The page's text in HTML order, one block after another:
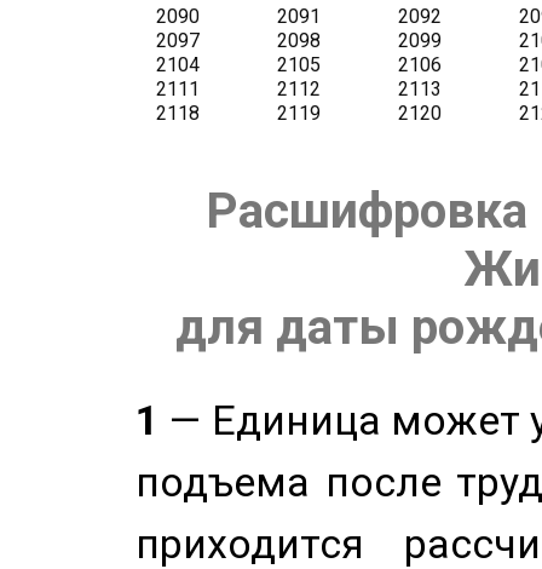
Расшифровка
для даты
1 — Единица может
подъема после
приходится